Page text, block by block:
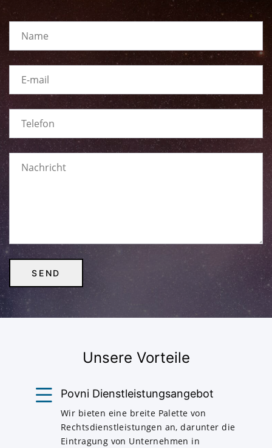
Unsere Vorteile
Povni Dienstleistungsangebot
Wir bieten eine breite Palette von
Rechtsdienstleistungen an, darunter die
Eintragung von Unternehmen in